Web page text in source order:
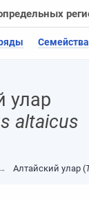
Семейства
улар
altaicus
Алтайский улар (